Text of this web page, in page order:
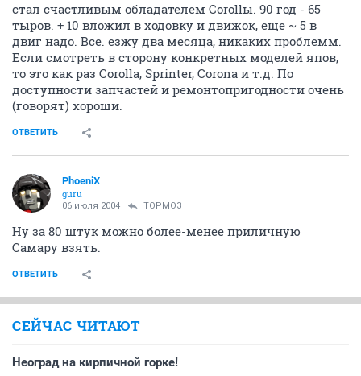
стал счастливым обладателем Corollы. 90 год - 65
тыров. + 10 вложил в ходовку и движок, еще ~ 5 в
двиг надо. Все. езжу два месяца, никаких проблемм.
Если смотреть в сторону конкретных моделей япов,
то это как раз Corolla, Sprinter, Corona и т.д. По
доступности запчастей и ремонтопригодности очень
(говорят) хороши.
ОТВЕТИТЬ
PhoeniX
guru
06 июля 2004 ТОРМОЗ
Ну за 80 штук можно более-менее приличную
Самару взять.
ОТВЕТИТЬ
СЕЙЧАС ЧИТАЮТ
Неоград на кирпичной горке!